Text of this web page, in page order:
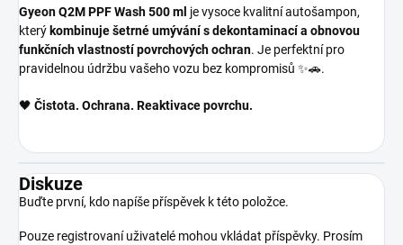
Gyeon Q2M PPF Wash 500 ml je vysoce kvalitní autošampon,
který kombinuje šetrné umývání s dekontaminací a obnovou
funkčních vlastností povrchových ochran. Je perfektní pro
pravidelnou údržbu vašeho vozu bez kompromisů ✨🚗.
🖤 Čistota. Ochrana. Reaktivace povrchu.
Diskuze
Buďte první, kdo napíše příspěvek k této položce.
Pouze registrovaní uživatelé mohou vkládat příspěvky. Prosím